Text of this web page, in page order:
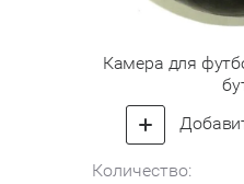
Камера для
Количество: